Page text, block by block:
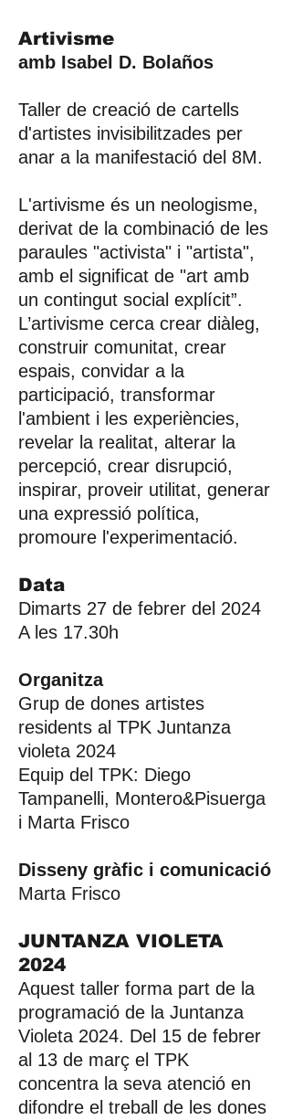
Artivisme
amb Isabel D. Bolaños
Taller de creació de cartells
d'artistes invisibilitzades per
anar a la manifestació del 8M.
L'artivisme és un neologisme,
derivat de la combinació de les
paraules "activista" i "artista",
amb el significat de "art amb
un contingut social explícit”.
L’artivisme cerca crear diàleg,
construir comunitat, crear
espais, convidar a la
participació, transformar
l'ambient i les experiències,
revelar la realitat, alterar la
percepció, crear disrupció,
inspirar, proveir utilitat, generar
una expressió política,
promoure l'experimentació.
Data
Dimarts 27 de febrer del 2024
A les 17.30h
Organitza
Grup de dones artistes
residents al TPK Juntanza
violeta 2024
Equip del TPK: Diego
Tampanelli, Montero&Pisuerga
i Marta Frisco
Disseny gràfic i comunicació
Marta Frisco
JUNTANZA VIOLETA
2024
Aquest taller forma part de la
programació de la Juntanza
Violeta 2024. Del 15 de febrer
al 13 de març el TPK
concentra la seva atenció en
difondre el treball de les dones